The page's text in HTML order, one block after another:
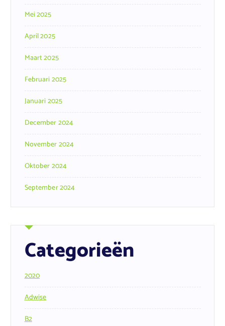
Mei 2025
April 2025
Maart 2025
Februari 2025
Januari 2025
December 2024
November 2024
Oktober 2024
September 2024
Categorieën
2020
Adwise
B2